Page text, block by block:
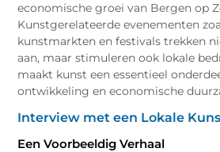
economische groei van Bergen op
Kunstgerelateerde evenementen
kunstmarkten en festivals trekken
aan, maar stimuleren ook lokale
maakt kunst een essentieel
ontwikkeling en economische
Interview met een Lokale
Een Voorbeeldig Verhaal